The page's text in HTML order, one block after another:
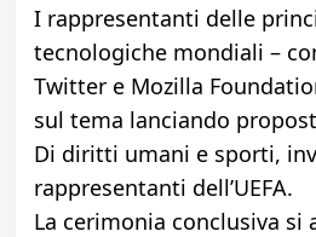
I rappresentanti delle
tecnologiche mondiali –
Twitter e Mozilla
sul tema lanciando
Di diritti umani e sporti,
rappresentanti dell’UEFA.
La cerimonia conclusiva si